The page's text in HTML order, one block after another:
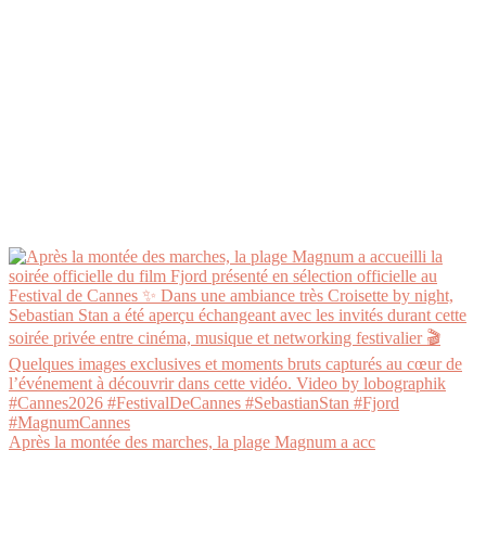
Après la montée des marches, la plage Magnum a acc